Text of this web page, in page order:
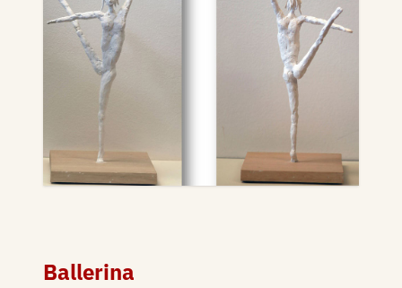
Ballerina